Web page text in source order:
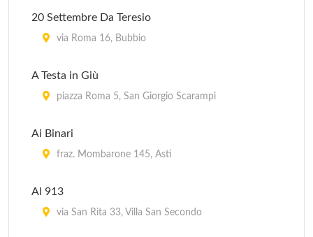
20 Settembre Da Teresio
via Roma 16, Bubbio
A Testa in Giù
piazza Roma 5, San Giorgio Scarampi
Ai Binari
fraz. Mombarone 145, Asti
Al 913
via San Rita 33, Villa San Secondo